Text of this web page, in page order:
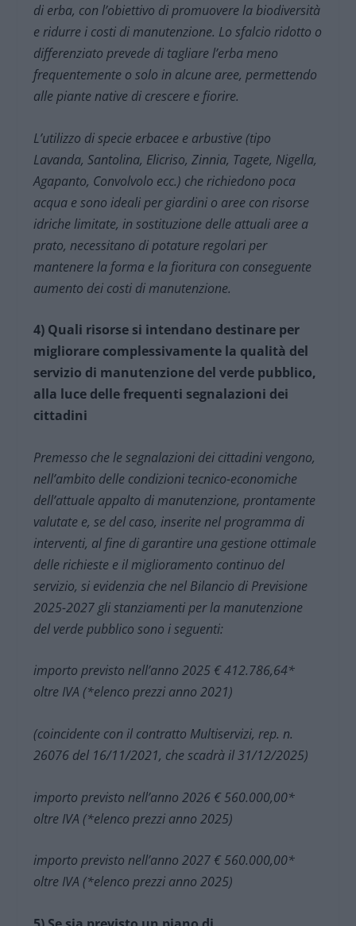
di erba, con l’obiettivo di promuovere la biodiversità
e ridurre i costi di manutenzione. Lo sfalcio ridotto o
differenziato prevede di tagliare l’erba meno
frequentemente o solo in alcune aree, permettendo
alle piante native di crescere e fiorire.
L’utilizzo di specie erbacee e arbustive (tipo
Lavanda, Santolina, Elicriso, Zinnia, Tagete, Nigella,
Agapanto, Convolvolo ecc.) che richiedono poca
acqua e sono ideali per giardini o aree con risorse
idriche limitate, in sostituzione delle attuali aree a
prato, necessitano di potature regolari per
mantenere la forma e la fioritura con conseguente
aumento dei costi di manutenzione.
4) Quali risorse si intendano destinare per
migliorare complessivamente la qualità del
servizio di manutenzione del verde pubblico,
alla luce delle frequenti segnalazioni dei
cittadini
Premesso che le segnalazioni dei cittadini vengono,
nell’ambito delle condizioni tecnico-economiche
dell’attuale appalto di manutenzione, prontamente
valutate e, se del caso, inserite nel programma di
interventi, al fine di garantire una gestione ottimale
delle richieste e il miglioramento continuo del
servizio, si evidenzia che nel Bilancio di Previsione
2025-2027 gli stanziamenti per la manutenzione
del verde pubblico sono i seguenti:
importo previsto nell’anno 2025 € 412.786,64*
oltre IVA (*elenco prezzi anno 2021)
(coincidente con il contratto Multiservizi, rep. n.
26076 del 16/11/2021, che scadrà il 31/12/2025)
importo previsto nell’anno 2026 € 560.000,00*
oltre IVA (*elenco prezzi anno 2025)
importo previsto nell’anno 2027 € 560.000,00*
oltre IVA (*elenco prezzi anno 2025)